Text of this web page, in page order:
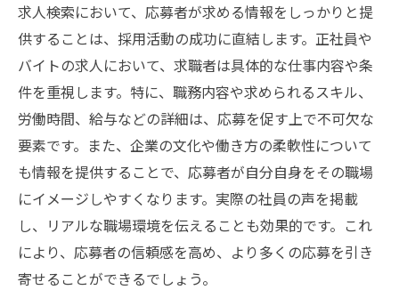
求人検索において、応募者が求める情報をしっかりと提
供することは、採用活動の成功に直結します。正社員や
バイトの求人において、求職者は具体的な仕事内容や条
件を重視します。特に、職務内容や求められるスキル、
労働時間、給与などの詳細は、応募を促す上で不可欠な
要素です。また、企業の文化や働き方の柔軟性について
も情報を提供することで、応募者が自分自身をその職場
にイメージしやすくなります。実際の社員の声を掲載
し、リアルな職場環境を伝えることも効果的です。これ
により、応募者の信頼感を高め、より多くの応募を引き
寄せることができるでしょう。